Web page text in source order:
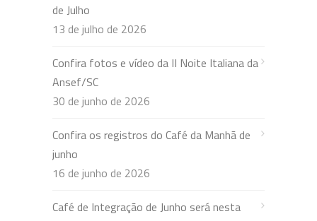
de Julho
13 de julho de 2026
Confira fotos e vídeo da II Noite Italiana da
Ansef/SC
30 de junho de 2026
Confira os registros do Café da Manhã de
junho
16 de junho de 2026
Café de Integração de Junho será nesta